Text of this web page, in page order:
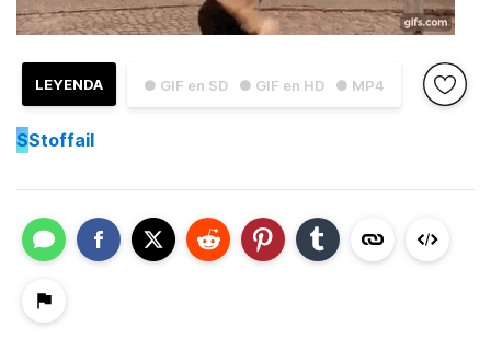
● GIF en SD ● GIF en HD ● MP4
LEYENDA
SStoffail